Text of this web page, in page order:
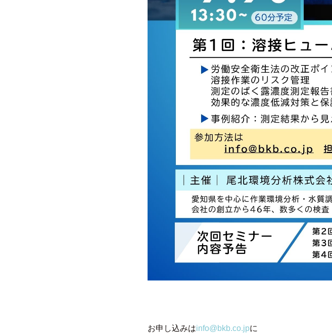
お申し込みはinfo@bkb.co.jpに